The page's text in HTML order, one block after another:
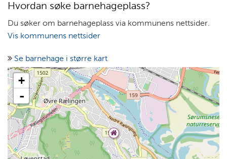
Hvordan søke barnehageplass?
Du søker om barnehageplass via kommunens nettsider.
Vis kommunens nettsider
Se barnehage i større kart
+
-